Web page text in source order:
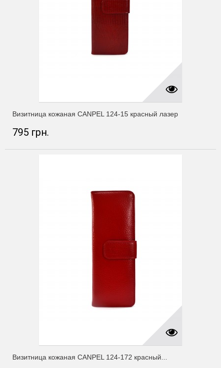
Визитница кожаная CANPEL 124-15 красный лазер
795 грн.
Визитница кожаная CANPEL 124-172 красный...